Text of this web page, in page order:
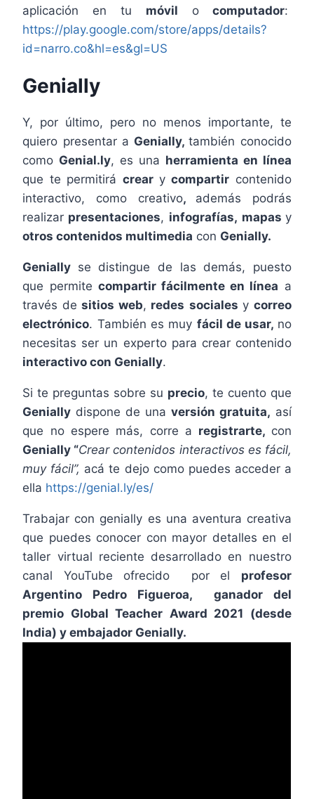
aplicación en tu móvil ocomputador:
https://play.google.com/store/apps/details?
id=narro.co&hl=es&gl=US
Genially
Y, por último, pero no menos importante, te
quiero presentar a Genially,también conocido
como Genial.ly, es una herramienta en línea
que te permitirá crearycompartir contenido
interactivo, como creativo, además podrás
realizar presentaciones, infografías, mapas y
otros contenidos multimedia con Genially.
Genially se distingue de las demás, puesto
que permite compartir fácilmente en línea a
través desitios web, redes sociales y correo
electrónico. También es muy fácil de usar, no
necesitas ser un experto para crear contenido
interactivo con Genially.
Si te preguntas sobre su precio, te cuento que
Genially dispone de una versión gratuita, así
que no espere más, corre a registrarte, con
Genially “Crear contenidos interactivos es fácil,
muy fácil”, acá te dejo como puedes acceder a
ella https://genial.ly/es/
Trabajar con genially es una aventura creativa
que puedes conocer con mayor detalles en el
taller virtual reciente desarrollado en nuestro
canal YouTube ofrecido por el profesor
Argentino Pedro Figueroa, ganador del
premio Global Teacher Award 2021 (desde
India) y embajador Genially.